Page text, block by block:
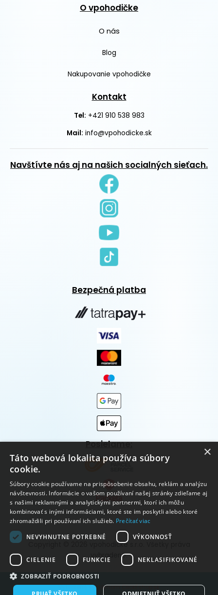
O vpohodičke
O nás
Blog
Nakupovanie vpohodičke
Kontakt
Tel: +421 910 538 983
Mail: info@vpohodicke.sk
Navštívte nás aj na našich socialných sieťach.
Bezpečná platba
Posielame:
Copyright © 2026 vpohodičke s.r.o. Všetky práva
vyhradené.
Vytvorené systémom ClickEshop.sk
×
Táto webová lokalita používa súbory
cookie.
Súbory cookie používame na prispôsobenie obsahu, reklám a analýzu
návštevnosti. Informácie o vašom používaní našej stránky zdieľame aj
s našimi reklamnými a analytickými partnermi, ktorí ich môžu
kombinovať s inými informáciami, ktoré ste im poskytli alebo ktoré
zhromaždili pri používaní ich služieb. Prečítať viac
NEVYHNUTNE POTREBNÉ
VÝKONNOSŤ
CIELENIE FUNKCIE NEKLASIFIKOVANÉ
ZOBRAZIŤ PODROBNOSTI